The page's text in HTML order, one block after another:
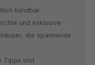
kündbar
und exklusive
die spannende
Tipps und